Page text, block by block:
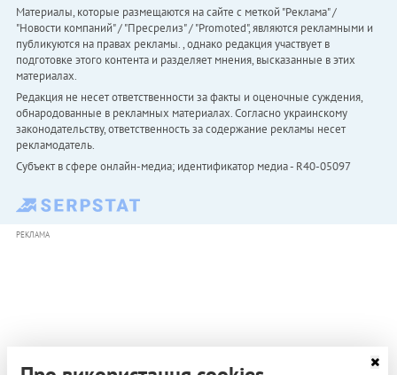
Материалы, которые размещаются на сайте с меткой "Реклама" /
"Новости компаний" / "Пресрелиз" / "Promoted", являются рекламными и
публикуются на правах рекламы. , однако редакция участвует в
подготовке этого контента и разделяет мнения, высказанные в этих
материалах.
Редакция не несет ответственности за факты и оценочные суждения,
обнародованные в рекламных материалах. Согласно украинскому
законодательству, ответственность за содержание рекламы несет
рекламодатель.
Субъект в сфере онлайн-медиа; идентификатор медиа - R40-05097
РЕКЛАМА